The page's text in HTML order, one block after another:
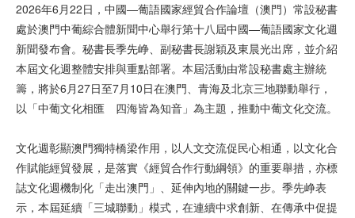
2026年6月22日，中國—葡語國家經貿合作論壇（澳門）常設秘書
處於澳門中葡綜合體新聞中心舉行第十八屆中國—葡語國家文化週
新聞發布會。秘書長季先峥、副秘書長謝穎及東晨光出席，並介紹
本屆文化週整體安排與重點部署。本屆活動由常設秘書處主辦統
籌，將於6月27日至7月10日在澳門、青海及北京三地聯動舉行，
以「中葡文化相匯 四海皆為知音」為主題，推動中葡文化交流。
文化週彰顯澳門獨特橋梁作用，以人文交流促民心相通，以文化合
作賦能經貿發展，是落實《經貿合作行動綱領》的重要舉措，亦標
誌文化週機制化「走出澳門」、延伸內地的關鍵一步。季先峥表
示，本屆延續「三城聯動」模式，在連續中求創新、在傳承中促提